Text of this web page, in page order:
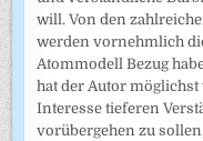
will. Von den
werden vornehmlich
Atommodell Bezug
hat der Autor
Interesse tieferen
vorübergehen zu